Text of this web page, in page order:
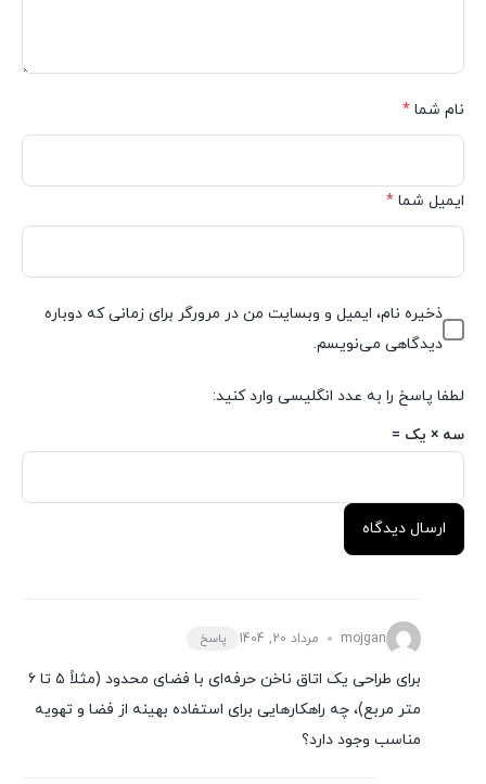
نام شما *
ایمیل شما *
ذخیره نام، ایمیل و وبسایت من در مرورگر برای زمانی که دوباره
دیدگاهی می‌نویسم.
لطفا پاسخ را به عدد انگلیسی وارد کنید:
سه × یک =
mojgan مرداد 20, 1404 پاسخ
برای طراحی یک اتاق ناخن حرفه‌ای با فضای محدود (مثلاً ۵ تا ۶
متر مربع)، چه راهکارهایی برای استفاده بهینه از فضا و تهویه
مناسب وجود دارد؟